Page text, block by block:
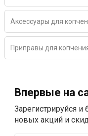
Аксессуары для
Приправы для
Впервые на
Зарегистрируйся и
новых акций и